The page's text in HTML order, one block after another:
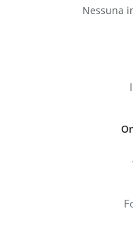
Nessuna